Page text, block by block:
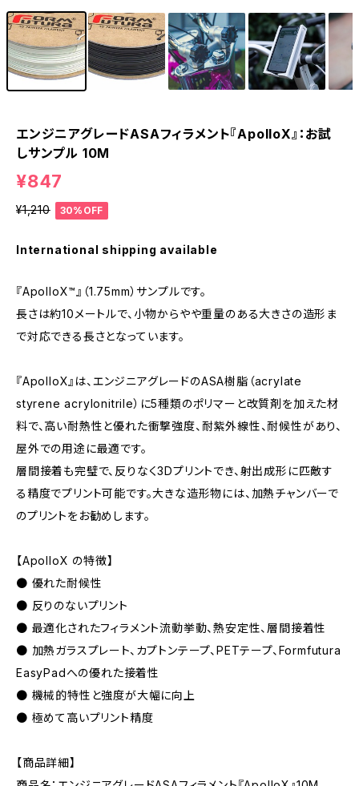
エンジニアグレードASAフィラメント『ApolloX』：お試
しサンプル 10M
¥847
¥1,210 30%OFF
International shipping available
『ApolloX™』（1.75mm）サンプルです。
長さは約10メートルで、小物からやや重量のある大きさの造形ま
で対応できる長さとなっています。
『ApolloX』は、エンジニアグレードのASA樹脂（acrylate
styrene acrylonitrile）に5種類のポリマーと改質剤を加えた材
料で、高い耐熱性と優れた衝撃強度、耐紫外線性、耐候性があり、
屋外での用途に最適です。
層間接着も完璧で、反りなく3Dプリントでき、射出成形に匹敵す
る精度でプリント可能です。大きな造形物には、加熱チャンバーで
のプリントをお勧めします。
【ApolloX の特徴】
● 優れた耐候性
● 反りのないプリント
● 最適化されたフィラメント流動挙動、熱安定性、層間接着性
● 加熱ガラスプレート、カプトンテープ、PETテープ、Formfutura
EasyPadへの優れた接着性
● 機械的特性と強度が大幅に向上
● 極めて高いプリント精度
【商品詳細】